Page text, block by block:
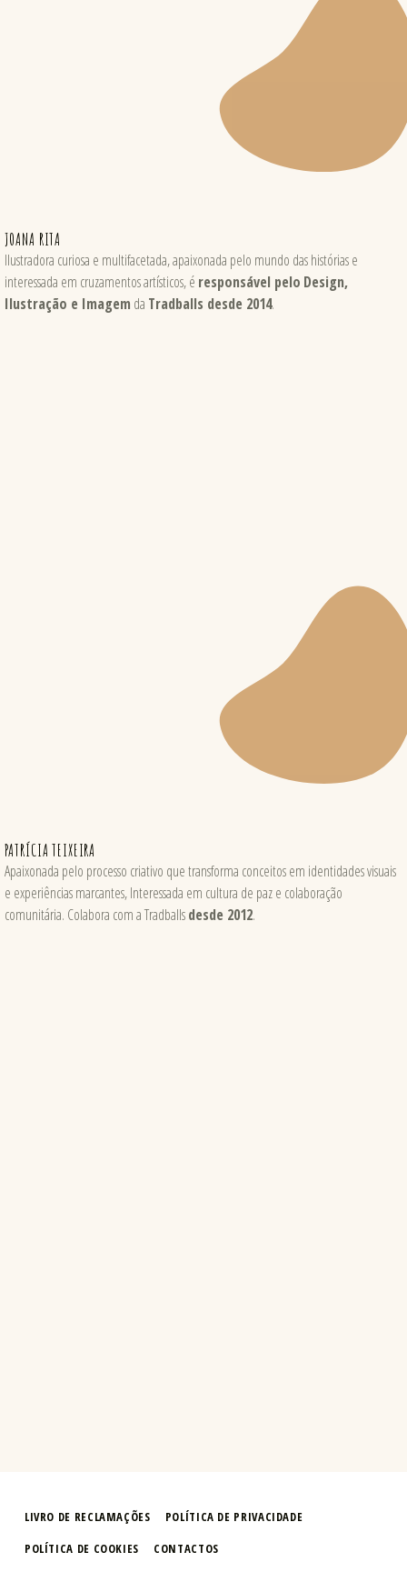
JOANA RITA
Ilustradora curiosa e multifacetada, apaixonada pelo mundo das histórias e
interessada em cruzamentos artísticos, é responsável pelo Design,
Ilustração e Imagem da Tradballs desde 2014.
PATRÍCIA TEIXEIRA
Apaixonada pelo processo criativo que transforma conceitos em identidades visuais
e experiências marcantes, Interessada em cultura de paz e colaboração
comunitária. Colabora com a Tradballsdesde 2012.
LIVRO DE RECLAMAÇÕES
POLÍTICA DE PRIVACIDADE
POLÍTICA DE COOKIES
CONTACTOS